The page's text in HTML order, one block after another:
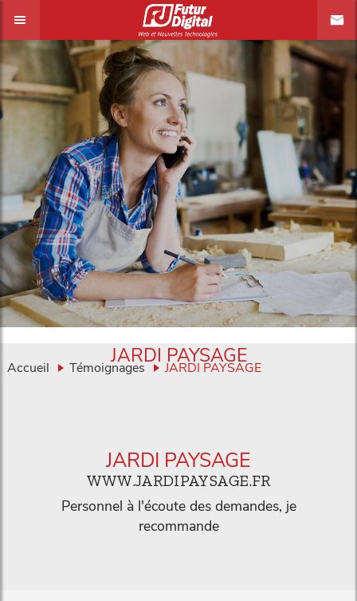
Accueil Témoignages JARDI PAYSAGE
JARDI PAYSAGE
JARDI PAYSAGE
WWW.JARDIPAYSAGE.FR
Personnel à l'écoute des demandes, je
recommande